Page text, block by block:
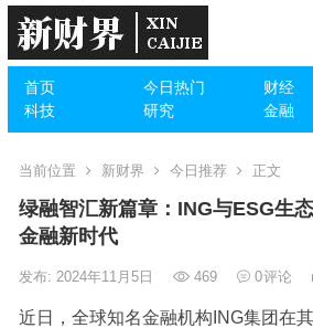
首页 今日热门 财经
科技
研究 金融
当前位置 新财界 今日推荐 正文
绿融智汇新篇章：ING与ESG生
金融新时代
发布: 2024年11月5日 469 0评论
近日，全球知名金融机构ING集团在